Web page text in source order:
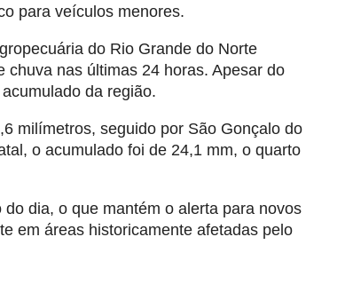
para veículos menores.
do Rio Grande do Norte
nas últimas 24 horas. Apesar do
da região.
milímetros, seguido por São Gonçalo do
o acumulado foi de 24,1 mm, o quarto
dia, o que mantém o alerta para novos
em áreas historicamente afetadas pelo